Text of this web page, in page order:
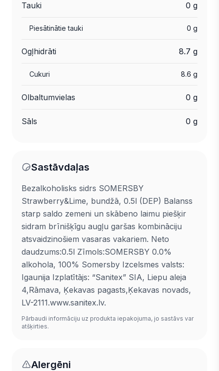
Tauki 0 g
Piesātinātie tauki 0 g
Ogļhidrāti 8.7 g
Cukuri 8.6 g
Olbaltumvielas 0 g
Sāls 0 g
Sastāvdaļas
Bezalkoholisks sidrs SOMERSBY
Strawberry&Lime, bundžā, 0.5l (DEP) Balanss
starp saldo zemeni un skābeno laimu piešķir
sidram brīnišķīgu augļu garšas kombināciju
atsvaidzinošiem vasaras vakariem. Neto
daudzums:0.5l Zīmols:SOMERSBY 0.0%
alkohola, 100% Somersby Izcelsmes valsts:
Igaunija Izplatītājs: “Sanitex” SIA, Liepu aleja
4,Rāmava, Ķekavas pagasts,Ķekavas novads,
LV-2111.www.sanitex.lv.
Pārbaudi informāciju uz produkta iepakojuma, jo sastāvs var
atšķirties.
Alergēni